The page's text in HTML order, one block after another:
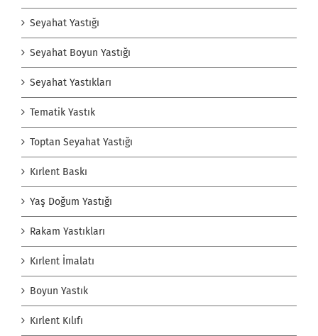
Seyahat Yastığı
Seyahat Boyun Yastığı
Seyahat Yastıkları
Tematik Yastık
Toptan Seyahat Yastığı
Kırlent Baskı
Yaş Doğum Yastığı
Rakam Yastıkları
Kırlent İmalatı
Boyun Yastık
Kırlent Kılıfı